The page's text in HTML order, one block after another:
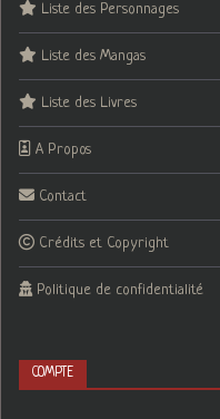
Liste des Personnages
Liste des Mangas
Liste des Livres
A Propos
Contact
Crédits et Copyright
Politique de confidentialité
COMPTE